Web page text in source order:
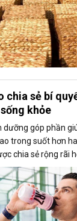
chia sẻ bí
khỏe
dưỡng góp phần
trong suốt hơn
chia sẻ rộng rãi
cầu “Fuel Like